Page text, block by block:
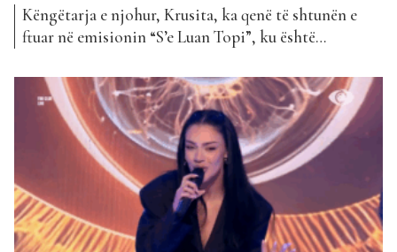
Këngëtarja e njohur, Krusita, ka qenë të shtunën e
ftuar në emisionin “S’e Luan Topi”, ku është
“Dashuria ime Krusita, e kam filluar kështu këtë letër
sepse në fakt unë kështu të thërras çdo ditë të jetës.
Kur linde ti...